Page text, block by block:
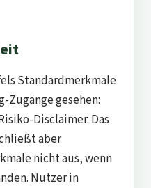
Standardmerkmale
gesehen:
Disclaimer. Das
aber
nicht aus, wenn
Nutzer in